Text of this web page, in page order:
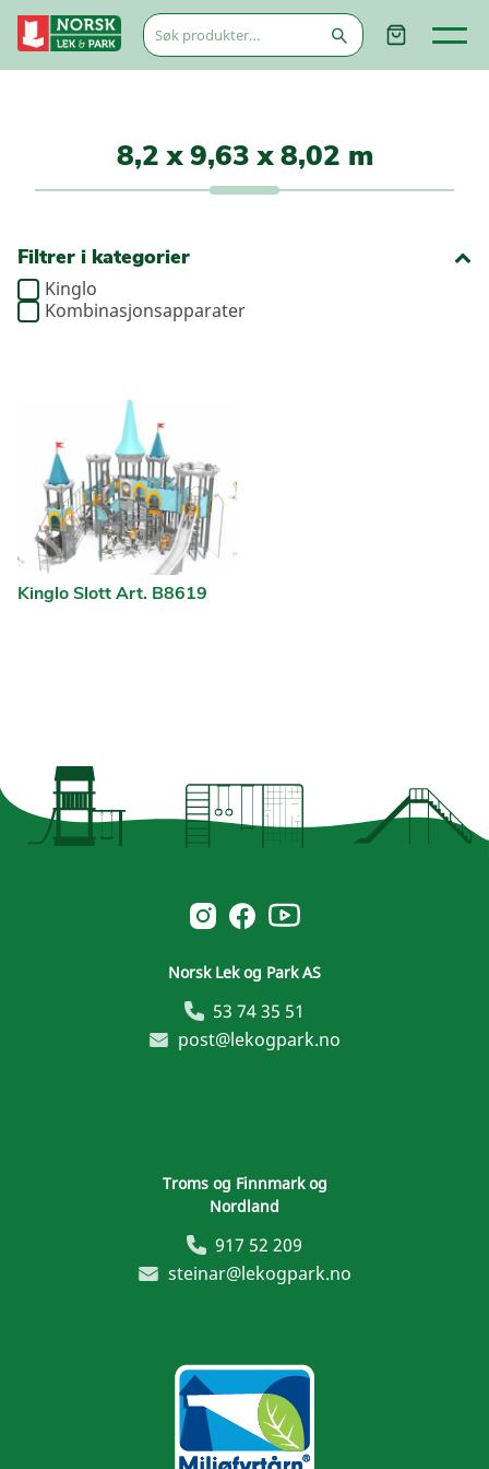
Søk
etter:
8,2 x 9,63 x 8,02 m
Filtrer i kategorier
Kinglo
Kombinasjonsapparater
Kinglo Slott Art. B8619
Norsk Leg & Park instagram
Norsk Leg & Park facebook
Norsk Leg & Park youtube
Norsk Lek og Park AS
53 74 35 51
post@lekogpark.no
Troms og Finnmark og
Nordland
917 52 209
steinar@lekogpark.no